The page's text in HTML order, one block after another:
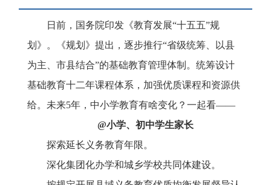
浏览次数：184次
收藏
日前，国务院印发 《教育发展“十五五”规
划》
。《规划》提出，逐步推行“省级统筹、以县
为主、市县结合”的基础教育管理体制。统筹设计
基础教育十二年课程体系，加强优质课程和资源供
给。未来5年，中小学教育有啥变化？一起看——
@小学、初中学生家长
探索延长义务教育年限。
深化集团化办学和城乡学校共同体建设。